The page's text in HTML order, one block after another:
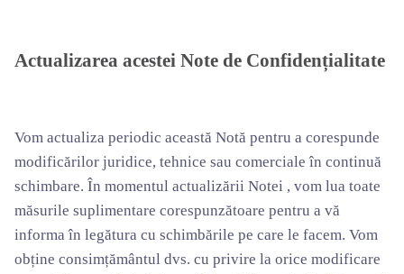
Actualizarea acestei Note de Confidențialitate
Vom actualiza periodic această Notă pentru a corespunde
modificărilor juridice, tehnice sau comerciale în continuă
schimbare. În momentul actualizării Notei , vom lua toate
măsurile suplimentare corespunzătoare pentru a vă
informa în legătura cu schimbările pe care le facem. Vom
obține consimțământul dvs. cu privire la orice modificare